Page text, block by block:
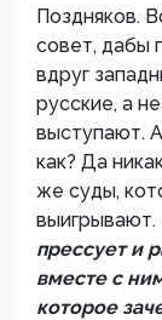
Поздняков.
совет, дабы
вдруг
русские, а
выступают.
как? Да
же суды,
выигрывают.
прессует и
вместе с
которое